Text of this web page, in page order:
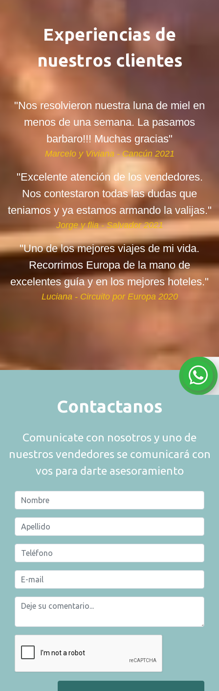
Experiencias de
nuestros clientes
"Nos resolvieron nuestra luna de miel en
menos de una semana. La pasamos
barbaro!!! Muchas gracias"
Marcelo y Viviana - Cancún 2021
"Excelente atención de los vendedores.
Nos contestaron todas las dudas que
teniamos y ya estamos armando la valijas."
Jorge y flia - Salvador 2021
"Uno de los mejores viajes de mi vida.
Recorrimos Europa de la mano de
excelentes guía y en los mejores hoteles."
Luciana - Circuito por Europa 2020
Contactanos
Comunicate con nosotros y uno de
nuestros vendedores se comunicará con
vos para darte asesoramiento